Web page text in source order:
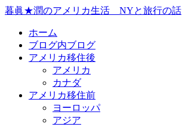
暮眞★潤のアメリカ生活 NYと旅行の話
ホーム
ブログ内ブログ
アメリカ移住後
アメリカ
カナダ
アメリカ移住前
ヨーロッパ
アジア